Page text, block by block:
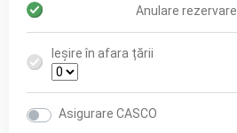
Anulare rezervare
Ieșire în afara țării
Asigurare CASCO